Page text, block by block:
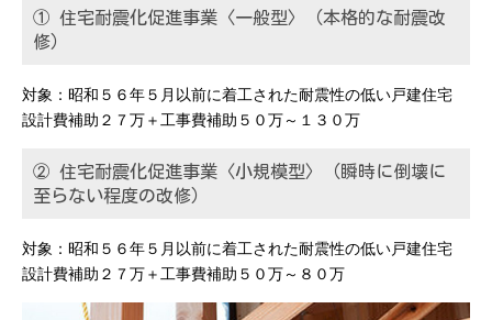
① 住宅耐震化促進事業〈一般型〉（本格的な耐震改
修）
対象：昭和５６年５月以前に着工された耐震性の低い戸建住宅
設計費補助２７万＋工事費補助５０万～１３０万
② 住宅耐震化促進事業〈小規模型〉（瞬時に倒壊に
至らない程度の改修）
対象：昭和５６年５月以前に着工された耐震性の低い戸建住宅
設計費補助２７万＋工事費補助５０万～８０万